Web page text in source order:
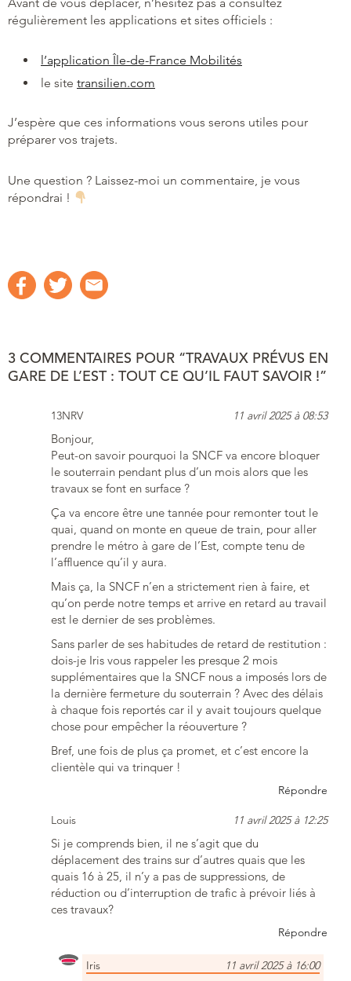
régulièrement les applications et sites officiels :
l’application Île-de-France Mobilités
le site transilien.com
J’espère que ces informations vous serons utiles pour
préparer vos trajets.
Une question ? Laissez-moi un commentaire, je vous
répondrai !
3 COMMENTAIRES POUR “TRAVAUX PRÉVUS EN
GARE DE L’EST : TOUT CE QU’IL FAUT SAVOIR !”
13NRV 11 avril 2025 à 08:53
Bonjour,
Peut-on savoir pourquoi la SNCF va encore bloquer
le souterrain pendant plus d’un mois alors que les
travaux se font en surface ?
Ça va encore être une tannée pour remonter tout le
quai, quand on monte en queue de train, pour aller
prendre le métro à gare de l’Est, compte tenu de
l’affluence qu’il y aura.
Mais ça, la SNCF n’en a strictement rien à faire, et
qu’on perde notre temps et arrive en retard au travail
est le dernier de ses problèmes.
Sans parler de ses habitudes de retard de restitution :
dois-je Iris vous rappeler les presque 2 mois
supplémentaires que la SNCF nous a imposés lors de
la dernière fermeture du souterrain ? Avec des délais
à chaque fois reportés car il y avait toujours quelque
chose pour empêcher la réouverture ?
Bref, une fois de plus ça promet, et c’est encore la
clientèle qui va trinquer !
Répondre
Louis 11 avril 2025 à 12:25
Si je comprends bien, il ne s’agit que du
déplacement des trains sur d’autres quais que les
quais 16 à 25, il n’y a pas de suppressions, de
réduction ou d’interruption de trafic à prévoir liés à
ces travaux?
Répondre
Iris 11 avril 2025 à 16:00